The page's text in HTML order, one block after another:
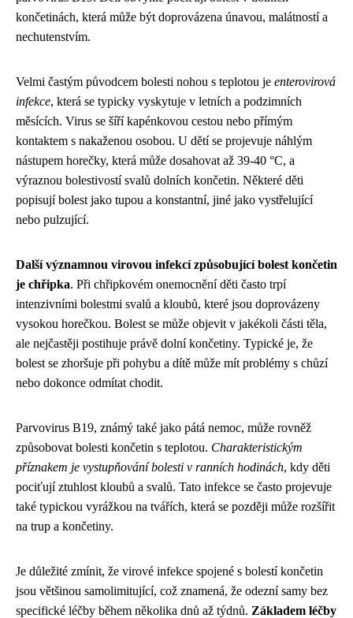
končetinách, která může být doprovázena únavou, malátností a
nechutenstvím.
Velmi častým původcem bolesti nohou s teplotou je enterovirová
infekce, která se typicky vyskytuje v letních a podzimních
měsících. Virus se šíří kapénkovou cestou nebo přímým
kontaktem s nakaženou osobou. U dětí se projevuje náhlým
nástupem horečky, která může dosahovat až 39-40 °C, a
výraznou bolestivostí svalů dolních končetin. Některé děti
popisují bolest jako tupou a konstantní, jiné jako vystřelující
nebo pulzující.
Další významnou virovou infekcí způsobující bolest končetin
je chřipka. Při chřipkovém onemocnění děti často trpí
intenzivními bolestmi svalů a kloubů, které jsou doprovázeny
vysokou horečkou. Bolest se může objevit v jakékoli části těla,
ale nejčastěji postihuje právě dolní končetiny. Typické je, že
bolest se zhoršuje při pohybu a dítě může mít problémy s chůzí
nebo dokonce odmítat chodit.
Parvovirus B19, známý také jako pátá nemoc, může rovněž
způsobovat bolesti končetin s teplotou. Charakteristickým
příznakem je vystupňování bolesti v ranních hodinách, kdy děti
pociťují ztuhlost kloubů a svalů. Tato infekce se často projevuje
také typickou vyrážkou na tvářích, která se později může rozšířit
na trup a končetiny.
Je důležité zmínit, že virové infekce spojené s bolestí končetin
jsou většinou samolimitující, což znamená, že odezní samy bez
specifické léčby během několika dnů až týdnů. Základem léčby